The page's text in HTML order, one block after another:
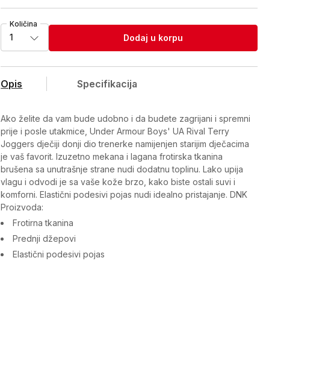
Količina
1 Dodaj u korpu
Opis Specifikacija
Ako želite da vam bude udobno i da budete zagrijani i spremni
prije i posle utakmice, Under Armour Boys' UA Rival Terry
Joggers dječiji donji dio trenerke namijenjen starijim dječacima
je vaš favorit. Izuzetno mekana i lagana frotirska tkanina
brušena sa unutrašnje strane nudi dodatnu toplinu. Lako upija
vlagu i odvodi je sa vaše kože brzo, kako biste ostali suvi i
komforni. Elastični podesivi pojas nudi idealno pristajanje. DNK
Proizvoda:
Frotirna tkanina
Prednji džepovi
Elastični podesivi pojas